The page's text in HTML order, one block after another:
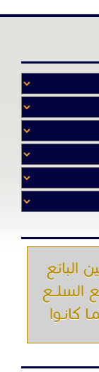
البائع
كانـوا